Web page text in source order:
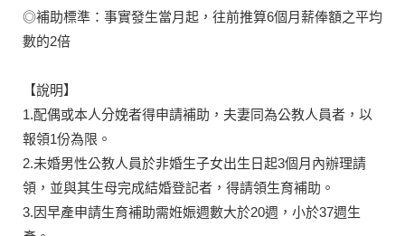
◎補助標準：事實發生當月起，往前推算6個月薪俸額之平均
數的2倍
【說明】
1.配偶或本人分娩者得申請補助，夫妻同為公教人員者，以
報領1份為限。
2.未婚男性公教人員於非婚生子女出生日起3個月內辦理請
領，並與其生母完成結婚登記者，得請領生育補助。
3.因早產申請生育補助需姙娠週數大於20週，小於37週生